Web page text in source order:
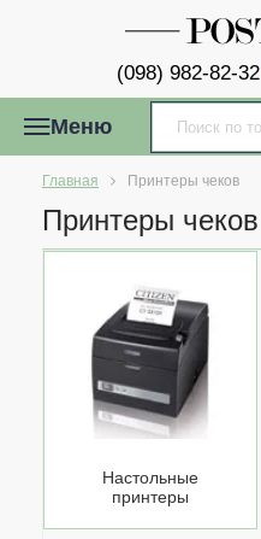
(098) 982-82-32
Меню
Главная Принтеры чеков
Принтеры чеков
Настольные
принтеры